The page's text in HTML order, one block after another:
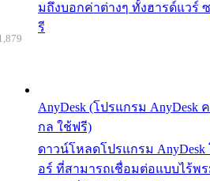
มถึงบอกค่าต่างๆ ทั้งฮารด์แวร์
รี
AnyDesk (โปรแกรม AnyDesk
กล ใช้ฟรี)
ดาวน์โหลดโปรแกรม
อร์ ที่สามารถเชื่อมต่อแบบไร้พ